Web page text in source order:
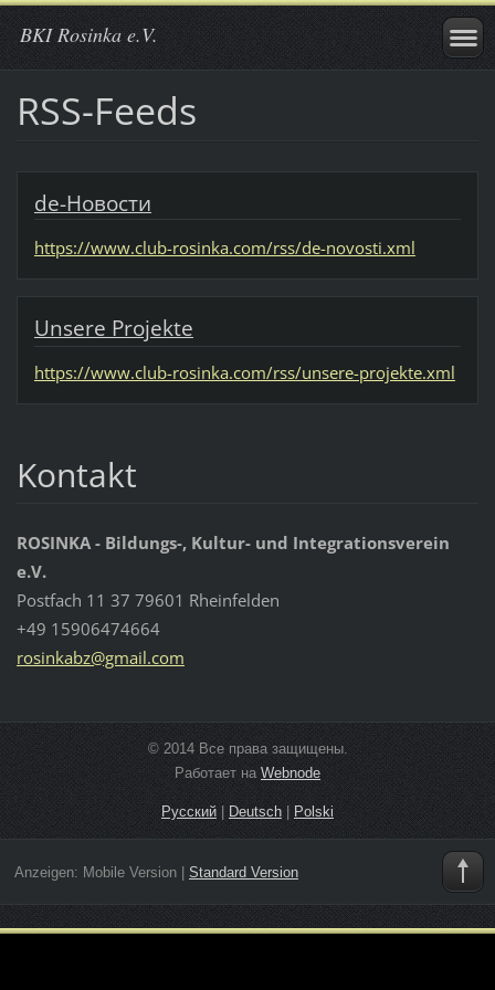
BKI Rosinka e.V.
RSS-Feeds
de-Новости
https://www.club-rosinka.com/rss/de-novosti.xml
Unsere Projekte
https://www.club-rosinka.com/rss/unsere-projekte.xml
Kontakt
ROSINKA - Bildungs-, Kultur- und Integrationsverein
e.V.
Postfach 11 37 79601 Rheinfelden
+49 15906474664
rosinkabz@gmail.com
© 2014 Все права защищены.
Работает наWebnode
Русский | Deutsch Polski
Anzeigen: Mobile Version| Standard Version